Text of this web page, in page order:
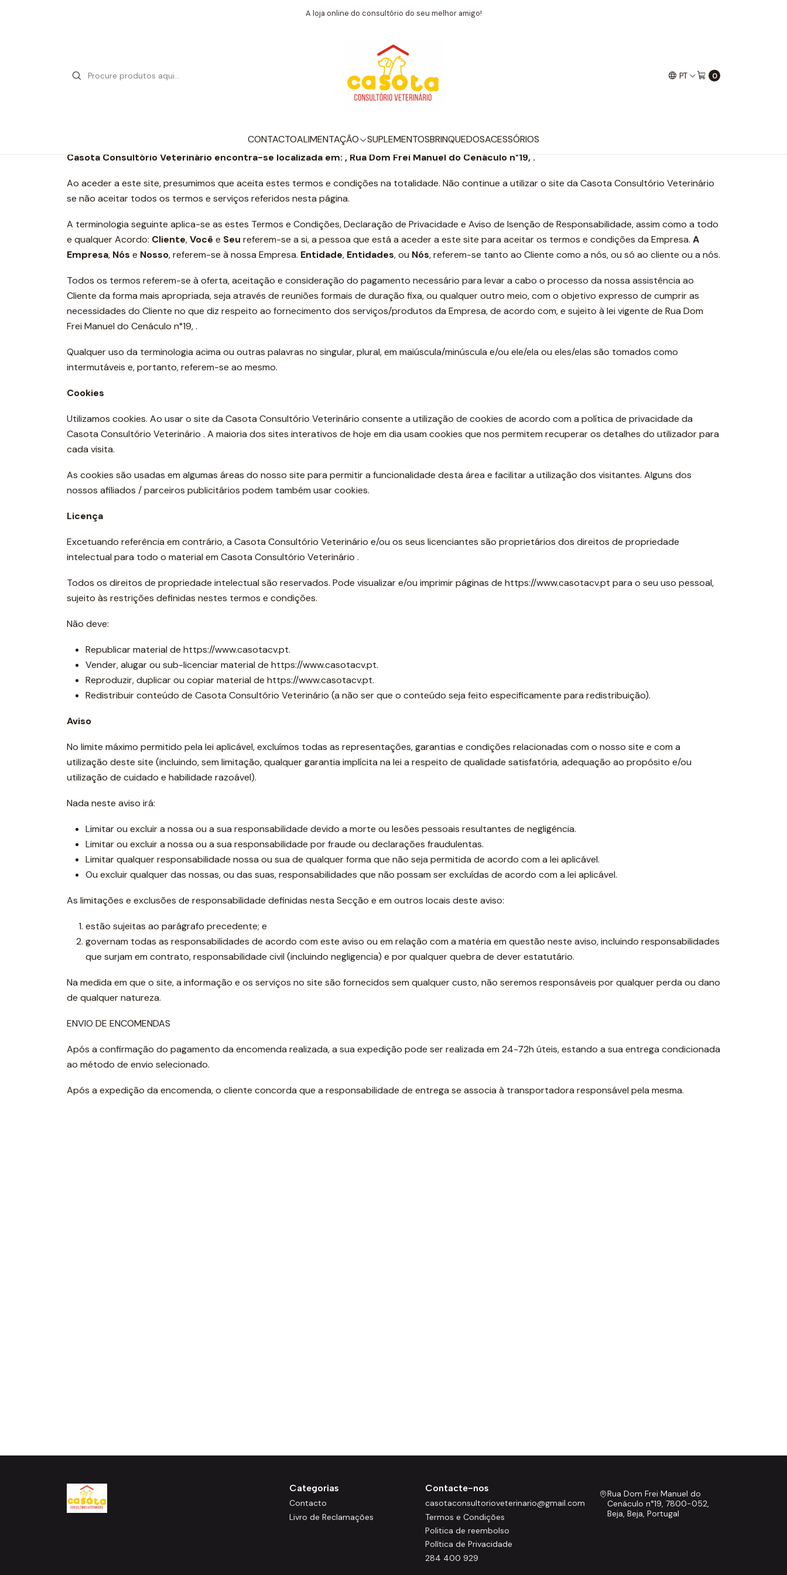
PT 0
CONTACTOALIMENTAÇÃO SUPLEMENTOSBRINQUEDOSACESSÓRIOS
A loja online do consultório do seu melhor amigo!
Início Termos e Condições
Termos e Condições
Casota Consultório Veterinário encontra-se localizada em: , Rua Dom Frei Manuel do Cenáculo n°19, .
Ao aceder a este site, presumimos que aceita estes termos e condições na totalidade. Não continue a utilizar o site da Casota Consultório Veterinário
se não aceitar todos os termos e serviços referidos nesta página.
A terminologia seguinte aplica-se as estes Termos e Condições, Declaração de Privacidade e Aviso de Isenção de Responsabilidade, assim como a todo
e qualquer Acordo: Cliente,Você e Seu referem-se a si, a pessoa que está a aceder a este site para aceitar os termos e condições da Empresa. A
Empresa, Nós e Nosso, referem-se à nossa Empresa. Entidade, Entidades, ou Nós, referem-se tanto ao Cliente como a nós, ou só ao cliente ou a nós.
Todos os termos referem-se à oferta, aceitação e consideração do pagamento necessário para levar a cabo o processo da nossa assistência ao
Cliente da forma mais apropriada, seja através de reuniões formais de duração fixa, ou qualquer outro meio, com o objetivo expresso de cumprir as
necessidades do Cliente no que diz respeito ao fornecimento dos serviços/produtos da Empresa, de acordo com, e sujeito à lei vigente de Rua Dom
Frei Manuel do Cenáculo n°19, .
Qualquer uso da terminologia acima ou outras palavras no singular, plural, em maiúscula/minúscula e/ou ele/ela ou eles/elas são tomados como
intermutáveis e, portanto, referem-se ao mesmo.
Cookies
Utilizamos cookies. Ao usar o site da Casota Consultório Veterinário consente a utilização de cookies de acordo com a política de privacidade da
Casota Consultório Veterinário . A maioria dos sites interativos de hoje em dia usam cookies que nos permitem recuperar os detalhes do utilizador para
cada visita.
As cookies são usadas em algumas áreas do nosso site para permitir a funcionalidade desta área e facilitar a utilização dos visitantes. Alguns dos
nossos afiliados / parceiros publicitários podem também usar cookies.
Licença
Excetuando referência em contrário, a Casota Consultório Veterinário e/ou os seus licenciantes são proprietários dos direitos de propriedade
intelectual para todo o material em Casota Consultório Veterinário .
Todos os direitos de propriedade intelectual são reservados. Pode visualizar e/ou imprimir páginas de https://www.casotacv.pt para o seu uso pessoal,
sujeito às restrições definidas nestes termos e condições.
Não deve:
Republicar material de https://www.casotacv.pt.
Vender, alugar ou sub-licenciar material de https://www.casotacv.pt.
Reproduzir, duplicar ou copiar material de https://www.casotacv.pt.
Redistribuir conteúdo de Casota Consultório Veterinário (a não ser que o conteúdo seja feito especificamente para redistribuição).
Aviso
No limite máximo permitido pela lei aplicável, excluímos todas as representações, garantias e condições relacionadas com o nosso site e com a
utilização deste site (incluindo, sem limitação, qualquer garantia implícita na lei a respeito de qualidade satisfatória, adequação ao propósito e/ou
utilização de cuidado e habilidade razoável).
Nada neste aviso irá:
Limitar ou excluir a nossa ou a sua responsabilidade devido a morte ou lesões pessoais resultantes de negligência.
Limitar ou excluir a nossa ou a sua responsabilidade por fraude ou declarações fraudulentas.
Limitar qualquer responsabilidade nossa ou sua de qualquer forma que não seja permitida de acordo com a lei aplicável.
Ou excluir qualquer das nossas, ou das suas, responsabilidades que não possam ser excluídas de acordo com a lei aplicável.
As limitações e exclusões de responsabilidade definidas nesta Secção e em outros locais deste aviso:
estão sujeitas ao parágrafo precedente; e
governam todas as responsabilidades de acordo com este aviso ou em relação com a matéria em questão neste aviso, incluindo responsabilidades
que surjam em contrato, responsabilidade civil (incluindo negligencia) e por qualquer quebra de dever estatutário.
Na medida em que o site, a informação e os serviços no site são fornecidos sem qualquer custo, não seremos responsáveis por qualquer perda ou dano
de qualquer natureza.
ENVIO DE ENCOMENDAS
Após a confirmação do pagamento da encomenda realizada, a sua expedição pode ser realizada em 24-72h úteis, estando a sua entrega condicionada
ao método de envio selecionado.
Após a expedição da encomenda, o cliente concorda que a responsabilidade de entrega se associa à transportadora responsável pela mesma.
Categorias
Contacto
Livro de Reclamações
Contacte-nos
casotaconsultorioveterinario@gmail.com
Termos e Condições
Politica de reembolso
Política de Privacidade
284 400 929
Rua Dom Frei Manuel do
Cenáculo n°19, 7800-052,
Beja, Beja, Portugal